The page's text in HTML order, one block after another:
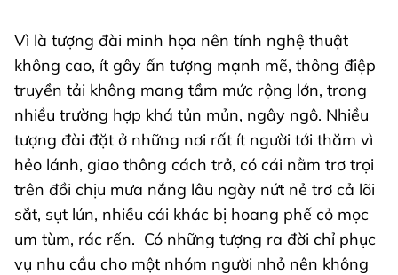
Vì là tượng đài minh họa nên tính nghệ thuật
không cao, ít gây ấn tượng mạnh mẽ, thông điệp
truyền tải không mang tầm mức rộng lớn, trong
nhiều trường hợp khá tủn mủn, ngây ngô. Nhiều
tượng đài đặt ở những nơi rất ít người tới thăm vì
hẻo lánh, giao thông cách trở, có cái nằm trơ trọi
trên đồi chịu mưa nắng lâu ngày nứt nẻ trơ cả lõi
sắt, sụt lún, nhiều cái khác bị hoang phế cỏ mọc
um tùm, rác rến. Có những tượng ra đời chỉ phục
vụ nhu cầu cho một nhóm người nhỏ nên không